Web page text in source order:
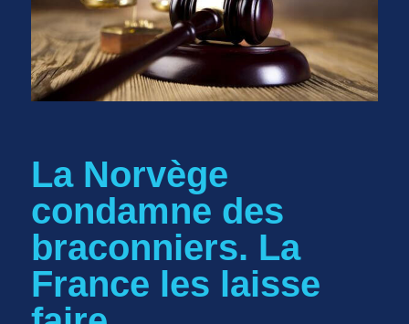
La Norvège
condamne des
braconniers. La
France les laisse